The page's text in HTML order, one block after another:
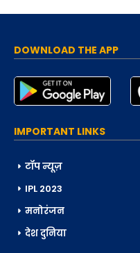
DOWNLOAD THE APP
IMPORTANT LINKS
टॉप न्यूज़
IPL 2023
मनोरंजन
देश दुनिया